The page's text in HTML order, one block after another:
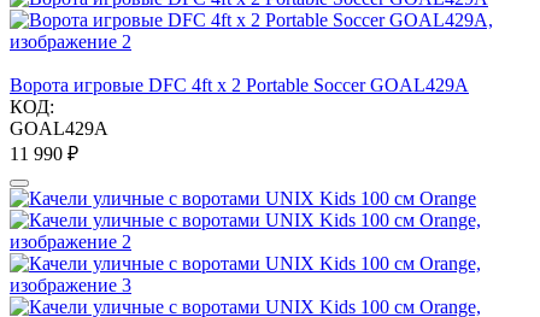
Ворота игровые DFC 4ft х 2 Portable Soccer GOAL429A
КОД:
GOAL429A
11 990 ₽